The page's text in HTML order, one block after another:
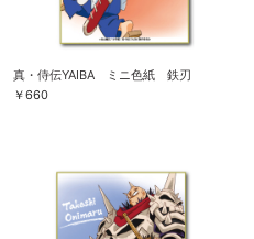
真・侍伝YAIBA ミニ色紙 鉄刃
￥660